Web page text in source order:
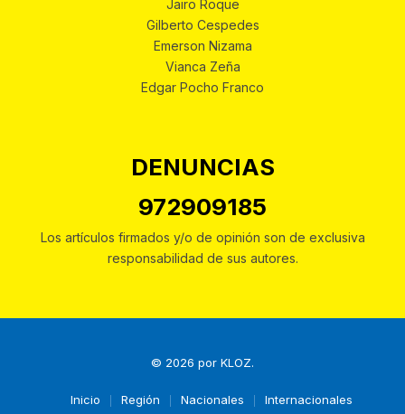
Jairo Roque
Gilberto Cespedes
Emerson Nizama
Vianca Zeña
Edgar Pocho Franco
DENUNCIAS
972909185
Los artículos firmados y/o de opinión son de exclusiva
responsabilidad de sus autores.
© 2026 por KLOZ.
Inicio Región Nacionales
Internacionales